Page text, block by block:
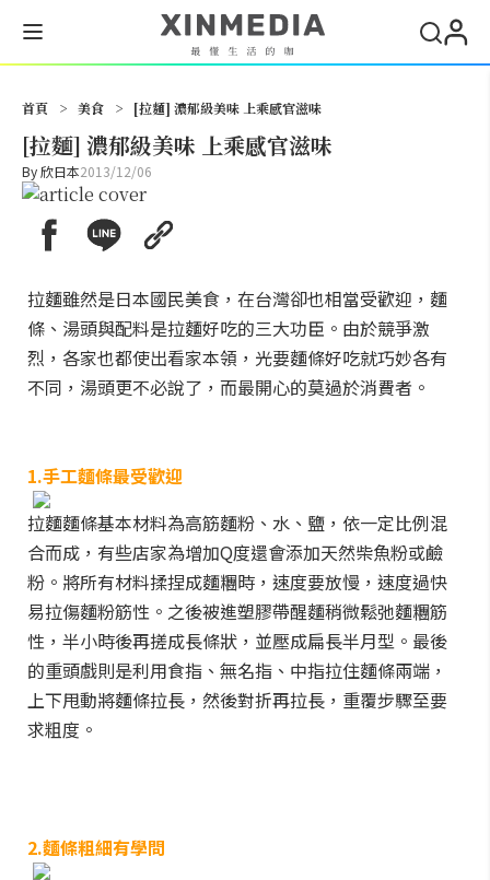
首頁 > 美食 > [拉麵] 濃郁級美味 上乘感官滋味
[拉麵] 濃郁級美味 上乘感官滋味
By欣日本2013/12/06
拉麵雖然是日本國民美食，在台灣卻也相當受歡迎，麵
條、湯頭與配料是拉麵好吃的三大功臣。由於競爭激
烈，各家也都使出看家本領，光要麵條好吃就巧妙各有
不同，湯頭更不必說了，而最開心的莫過於消費者。
1.手工麵條最受歡迎
拉麵麵條基本材料為高筋麵粉、水、鹽，依一定比例混
合而成，有些店家為增加Q度還會添加天然柴魚粉或鹼
粉。將所有材料揉捏成麵糰時，速度要放慢，速度過快
易拉傷麵粉筋性。之後被進塑膠帶醒麵稍微鬆弛麵糰筋
性，半小時後再搓成長條狀，並壓成扁長半月型。最後
的重頭戲則是利用食指、無名指、中指拉住麵條兩端，
上下甩動將麵條拉長，然後對折再拉長，重覆步驟至要
求粗度。
2.麵條粗細有學問